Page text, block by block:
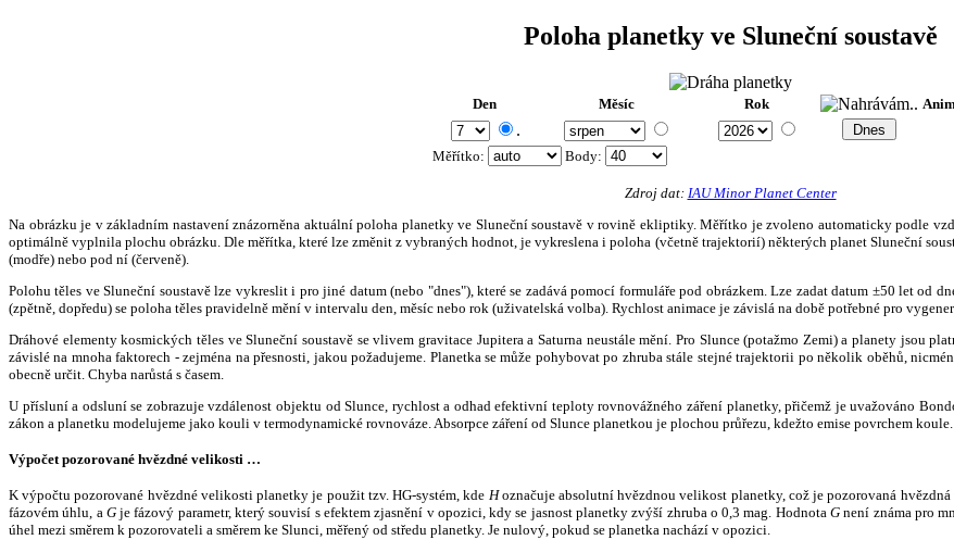
Poloha planetky ve Sluneční soustavě
Den Měsíc Rok
.
Měřítko: Body:
Zdroj dat: IAU Minor Planet Center
Na obrázku je v základním nastavení znázorněna aktuální poloha planetky ve Sluneční soustavě v rovině ekliptiky. Měřítko je zvoleno automaticky podle
optimálně vyplnila plochu obrázku. Dle měřítka, které lze změnit z vybraných hodnot, je vykreslena i poloha (včetně trajektorií) některých planet Sluneční
(modře) nebo pod ní (červeně).
Polohu těles ve Sluneční soustavě lze vykreslit i pro jiné datum (nebo "dnes"), které se zadává pomocí formuláře pod obrázkem. Lze zadat datum ±50 let od
(zpětně, dopředu) se poloha těles pravidelně mění v intervalu den, měsíc nebo rok (uživatelská volba). Rychlost animace je závislá na době potřebné pro
Dráhové elementy kosmických těles ve Sluneční soustavě se vlivem gravitace Jupitera a Saturna neustále mění. Pro Slunce (potažmo Zemi) a planety jsou
závislé na mnoha faktorech - zejména na přesnosti, jakou požadujeme. Planetka se může pohybovat po zhruba stále stejné trajektorii po několik oběhů,
obecně určit. Chyba narůstá s časem.
U přísluní a odsluní se zobrazuje vzdálenost objektu od Slunce, rychlost a odhad efektivní teploty rovnovážného záření planetky, přičemž je uvažováno
zákon a planetku modelujeme jako kouli v termodynamické rovnováze. Absorpce záření od Slunce planetkou je plochou průřezu, kdežto emise povrchem koule.
Výpočet pozorované hvězdné velikosti …
K výpočtu pozorované hvězdné velikosti planetky je použit tzv. HG-systém, kde Hoznačuje absolutní hvězdnou velikost planetky, což je pozorovaná
fázovém úhlu, a Gje fázový parametr, který souvisí s efektem zjasnění v opozici, kdy se jasnost planetky zvýší zhruba o 0,3 mag. HodnotaG není známa pro
úhel mezi směrem k pozorovateli a směrem ke Slunci, měřený od středu planetky. Je nulový, pokud se planetka nachází v opozici.